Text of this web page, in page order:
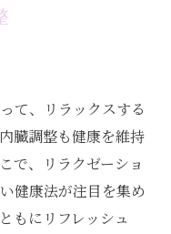
て、リラックスする
臓調整も健康を維持
で、リラクゼーショ
健康法が注目を集め
もにリフレッシュ